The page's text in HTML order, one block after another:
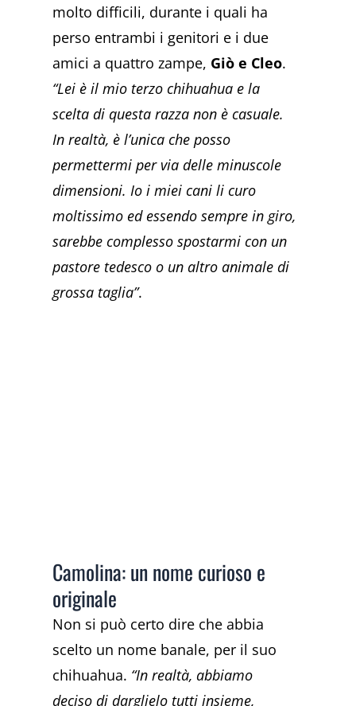
molto difficili, durante i quali ha
perso entrambi i genitori e i due
amici a quattro zampe, Giò e Cleo.
“Lei è il mio terzo chihuahua e la
scelta di questa razza non è casuale.
In realtà, è l’unica che posso
permettermi per via delle minuscole
dimensioni. Io i miei cani li curo
moltissimo ed essendo sempre in giro,
sarebbe complesso spostarmi con un
pastore tedesco o un altro animale di
grossa taglia”.
Camolina: un nome curioso e
originale
Non si può certo dire che abbia
scelto un nome banale, per il suo
chihuahua. “In realtà, abbiamo
deciso di darglielo tutti insieme,